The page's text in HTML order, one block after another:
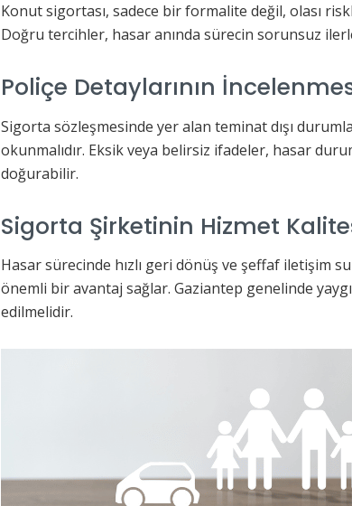
Konut sigortası, sadece bir formalite değil, olası
Doğru tercihler, hasar anında sürecin sorunsuz
Poliçe Detaylarının
Sigorta sözleşmesinde yer alan teminat dışı
okunmalıdır. Eksik veya belirsiz ifadeler, hasar
doğurabilir.
Sigorta Şirketinin Hizmet
Hasar sürecinde hızlı geri dönüş ve şeffaf iletişim
önemli bir avantaj sağlar. Gaziantep genelinde
edilmelidir.